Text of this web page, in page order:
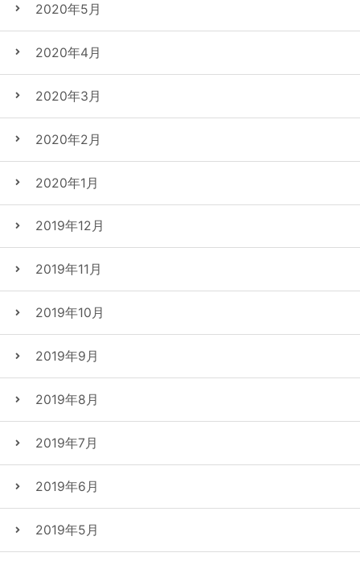
2020年5月
2020年4月
2020年3月
2020年2月
2020年1月
2019年12月
2019年11月
2019年10月
2019年9月
2019年8月
2019年7月
2019年6月
2019年5月